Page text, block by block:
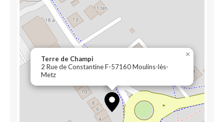
Terre de Champi
2 Rue de Constantine F-57160 Moulins-lès-
Metz
×